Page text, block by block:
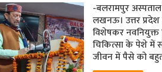
-बलरामपुर
लखनऊ। उत्तर प्रदेश
विशेषकर नवनियुक्त
चिकित्सा के पेशे में
जीवन में पैसे को